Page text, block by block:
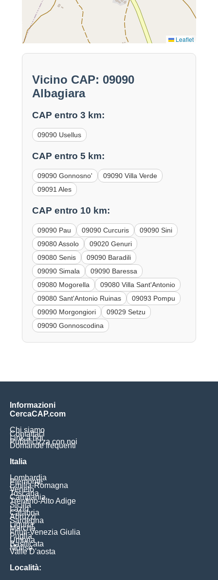
Leaflet
Vicino CAP: 09090
Albagiara
CAP entro 3 km:
09090 Usellus
CAP entro 5 km:
09090 Gonnosno'
09090 Villa Verde
09091 Ales
CAP entro 10 km:
09090 Pau 09090 Curcuris
09090 Sini
09080 Assolo
09020 Genuri
09080 Senis
09090 Baradili
09090 Simala
09090 Baressa
09080 Mogorella
09080 Villa Sant'Antonio
09080 Sant'Antonio Ruinas
09093 Pompu
09090 Morgongiori
09029 Setzu
09090 Gonnoscodina
Informazioni
CercaCAP.com
Chi siamo
Contattaci
Link a noi
Pubblicizza con noi
Domande frequenti
Italia
Lombardia
Piemonte
Emilia-Romagna
Veneto
Toscana
Campania
Trentino-Alto Adige
Sicilia
Lazio
Calabria
Abruzzi
Sardegna
Liguria
Marche
Friuli-Venezia Giulia
Puglia
Umbria
Basilicata
Molise
Valle D'aosta
Località: